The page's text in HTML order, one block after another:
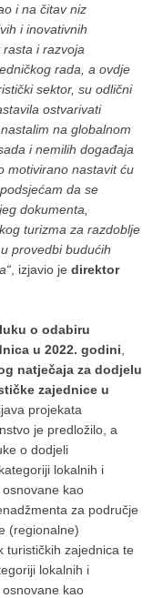
i na čitav niz
i inovativnih
i razvoja
rada, a ovdje
sektor, su odlični
ostvarivati
na globalnom
i nemilih događaja
motivirano nastavit ću
da se
dokumenta,
turizma za razdoblje
provedbi budućih
, izjavio jedirektor
o odabiru
u 2022. godini
natječaja za dodjelu
zajednice u
projekata
je predložilo, a
o dodjeli
lokalnih i
kao
za područje
(regionalne)
turističkih zajednica te
lokalnih i
kao